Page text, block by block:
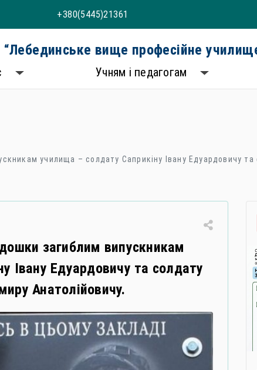
+380(5445)21361
вище професійне
Учням і педагогам
училища – солдату Саприкіну Івану Едуардовичу
загиблим випускникам
Івану Едуардовичу та солдату
Анатолійовичу.